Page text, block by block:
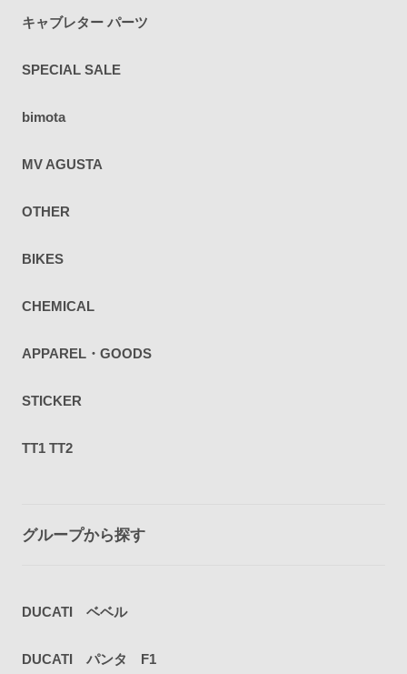
キャブレター パーツ
SPECIAL SALE
bimota
MV AGUSTA
OTHER
BIKES
CHEMICAL
APPAREL・GOODS
STICKER
TT1 TT2
グループから探す
DUCATI ベベル
DUCATI パンタ F1